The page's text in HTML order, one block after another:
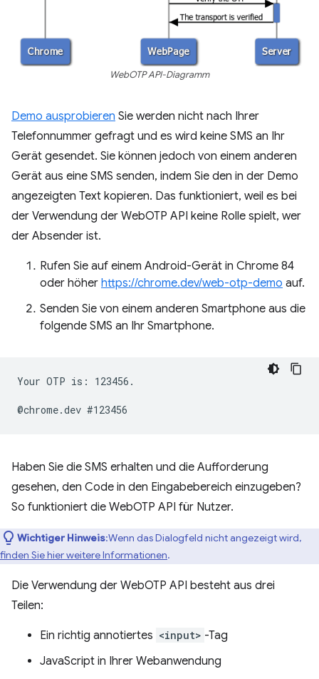
WebOTP API-Diagramm
Demo ausprobieren Sie werden nicht nach Ihrer
Telefonnummer gefragt und es wird keine SMS an Ihr
Gerät gesendet. Sie können jedoch von einem anderen
Gerät aus eine SMS senden, indem Sie den in der Demo
angezeigten Text kopieren. Das funktioniert, weil es bei
der Verwendung der WebOTP API keine Rolle spielt, wer
der Absender ist.
Rufen Sie auf einem Android-Gerät in Chrome 84
oder höher https://chrome.dev/web-otp-demo auf.
Senden Sie von einem anderen Smartphone aus die
folgende SMS an Ihr Smartphone.
Your OTP is: 123456.
Haben Sie die SMS erhalten und die Aufforderung
gesehen, den Code in den Eingabebereich einzugeben?
So funktioniert die WebOTP API für Nutzer.
Wichtiger Hinweis:Wenn das Dialogfeld nicht angezeigt wird,
finden Sie hier weitere Informationen.
Die Verwendung der WebOTP API besteht aus drei
Teilen:
Ein richtig annotiertes <input> -Tag
JavaScript in Ihrer Webanwendung